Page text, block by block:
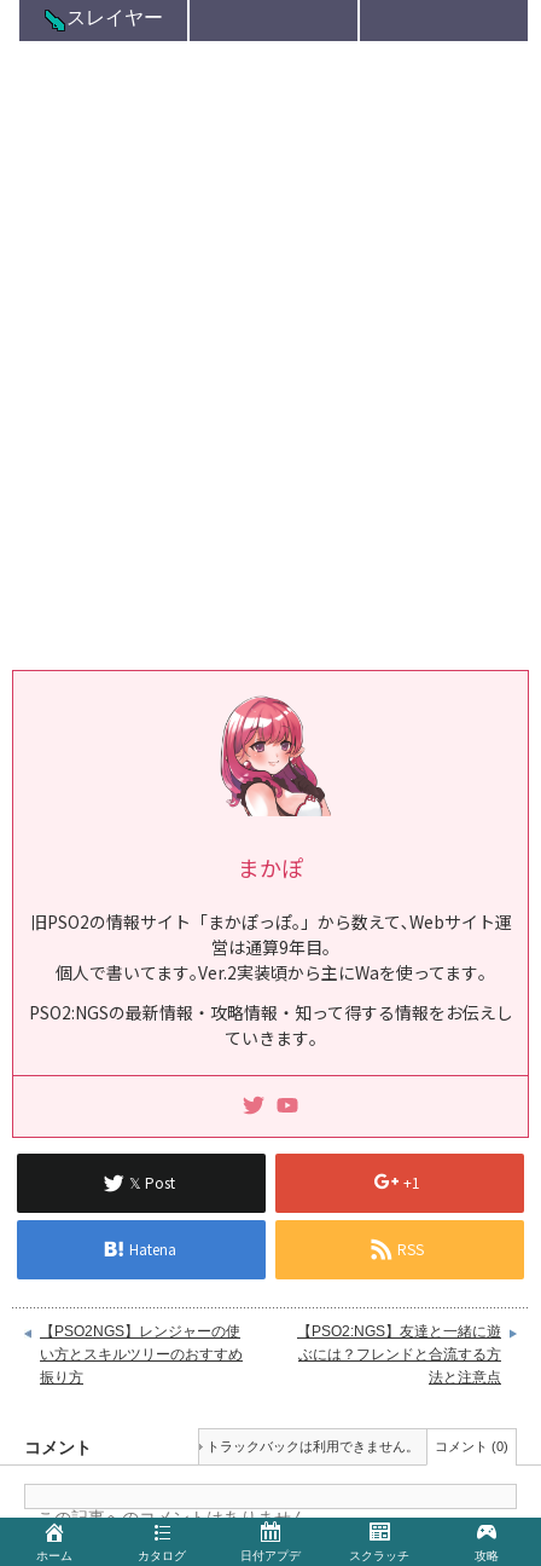
スレイヤー
まかぽ
旧PSO2の情報サイト「まかぽっぽ｡」から数えて､Webサイト運
営は通算9年目｡
個人で書いてます｡Ver.2実装頃から主にWaを使ってます｡
PSO2:NGSの最新情報・攻略情報・知って得する情報をお伝えし
ていきます｡
𝕏 Post +1
Hatena RSS
【PSO2NGS】レンジャーの使
い方とスキルツリーのおすすめ
振り方
【PSO2:NGS】友達と一緒に遊
ぶには？フレンドと合流する方
法と注意点
コメント トラックバックは利用できません。 コメント (0)
この記事へのコメントはありません。
ホーム カタログ 日付アプデ スクラッチ 攻略